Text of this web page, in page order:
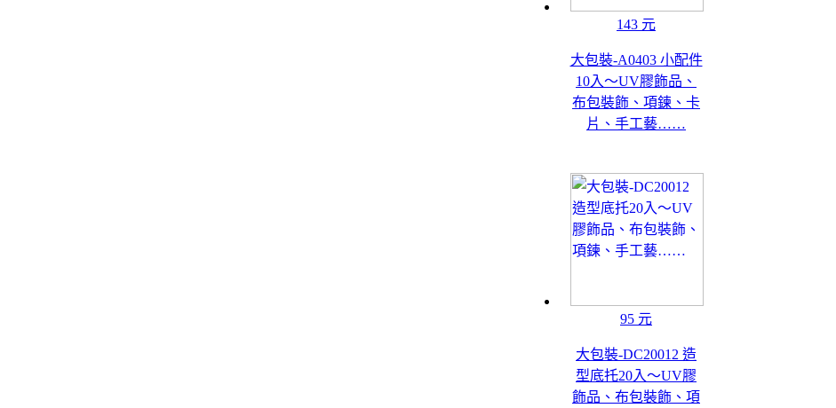
143 元
大包裝-A0403 小配件
10入～UV膠飾品、
布包裝飾、項鍊、卡
片、手工藝……
95 元
大包裝-DC20012 造
型底托20入～UV膠
飾品、布包裝飾、項